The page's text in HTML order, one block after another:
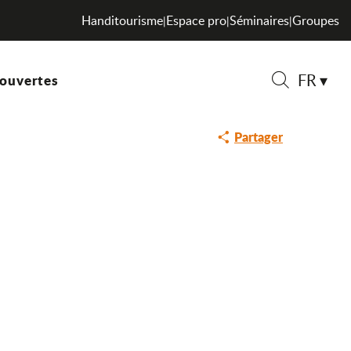
FR
Handitourisme|Espace pro|Séminaires|Groupes
Partager